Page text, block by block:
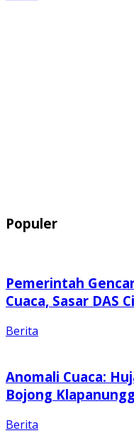
Populer
Pemerintah
Cuaca, Sasar DAS
Berita
Anomali Cuaca:
Bojong
Berita